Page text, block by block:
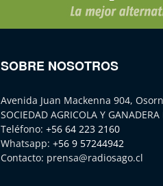
SOBRE NOSOTROS
Avenida Juan Mackenna 904,
SOCIEDAD AGRICOLA Y
Teléfono: +56 64 223 2160
Whatsapp: +56 9 57244942
Contacto: prensa@radiosago.cl